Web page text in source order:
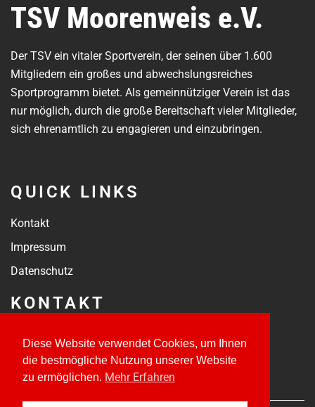
TSV Moorenweis e.V.
Der TSV ein vitaler Sportverein, der seinen über 1.600
Mitgliedern ein großes und abwechslungsreiches
Sportprogramm bietet. Als gemeinnütziger Verein ist das
nur möglich, durch die große Bereitschaft vieler Mitglieder,
sich ehrenamtlich zu engagieren und einzubringen.
QUICK LINKS
Kontakt
Impressum
Datenschutz
KONTAKT
Jahnstraße 18
82272 Moorenweis
Diese Website verwendet Cookies, um Ihnen
die bestmögliche Nutzung unserer Website
zu ermöglichen. Mehr Erfahren